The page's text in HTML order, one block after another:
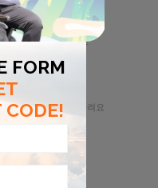
나이트라이프
👶
아이들과 잘 어울려요